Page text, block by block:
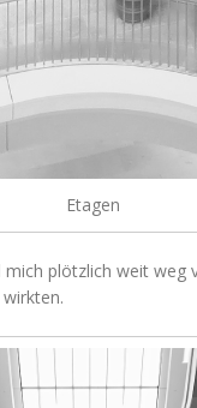
Etagen
plötzlich weit weg